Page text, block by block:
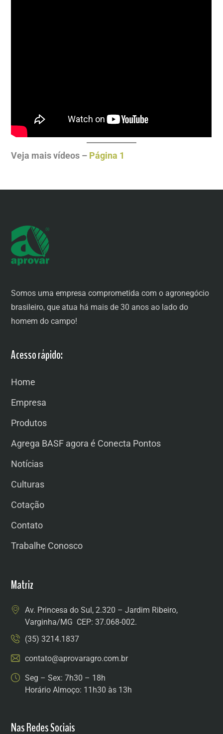
Veja mais vídeos – Página 1
Somos uma empresa comprometida com o agronegócio
brasileiro, que atua há mais de 30 anos ao lado do
homem do campo!
Acesso rápido:
Home
Empresa
Produtos
Agrega BASF agora é Conecta Pontos
Notícias
Culturas
Cotação
Contato
Trabalhe Conosco
Matriz
Av. Princesa do Sul, 2.320 – Jardim Ribeiro,
Varginha/MG CEP: 37.068-002.
(35) 3214.1837
contato@aprovaragro.com.br
Seg – Sex: 7h30 – 18h
Horário Almoço: 11h30 às 13h
Nas Redes Sociais